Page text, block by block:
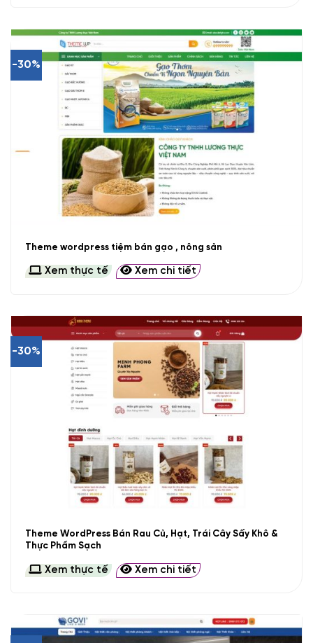
-30%
Theme wordpress tiệm bán gạo , nông sản
Xem thực tế Xem chi tiết
-30%
Theme WordPress Bán Rau Củ, Hạt, Trái Cây Sấy Khô &
Thực Phẩm Sạch
Xem thực tế Xem chi tiết